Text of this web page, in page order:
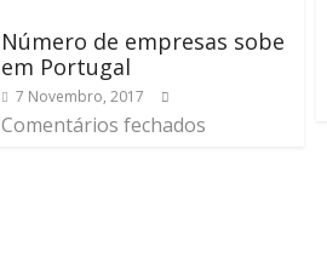
Número de empresas sobe
em Portugal
7 Novembro, 2017
Comentários fechados